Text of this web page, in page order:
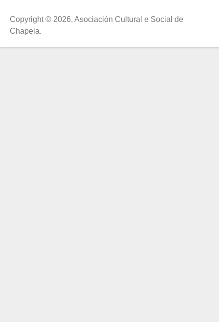
Copyright © 2026, Asociación Cultural e Social de
Chapela.